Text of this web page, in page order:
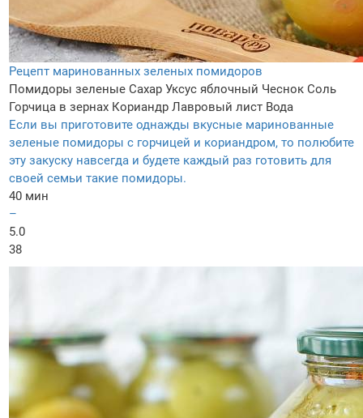
Рецепт маринованных зеленых помидоров
Помидоры зеленые Сахар Уксус яблочный Чеснок Соль
Горчица в зернах Кориандр Лавровый лист Вода
Если вы приготовите однажды вкусные маринованные
зеленые помидоры с горчицей и кориандром, то полюбите
эту закуску навсегда и будете каждый раз готовить для
своей семьи такие помидоры.
40 мин
–
5.0
38